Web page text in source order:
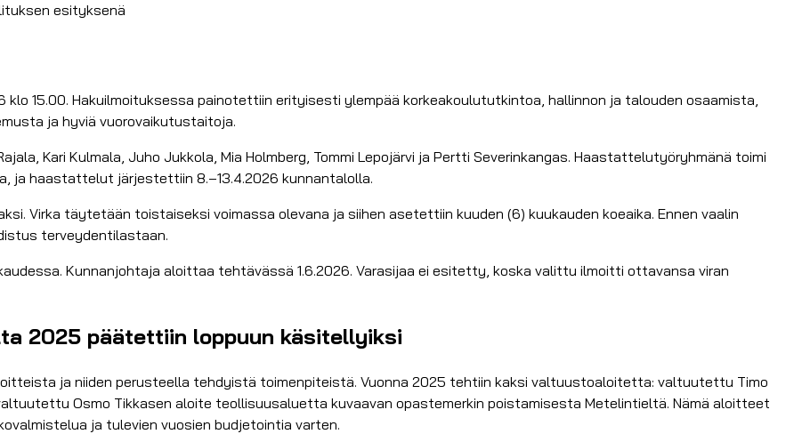
esityksenä
15.00. Hakuilmoituksessa painotettiin erityisesti ylempää korkeakoulututkintoa, hallinnon ja talouden osaamista,
ja hyviä vuorovaikutustaitoja.
Kari Kulmala, Juho Jukkola, Mia Holmberg, Tommi Lepojärvi ja Pertti Severinkangas. Haastattelutyöryhmänä toimi
ja haastattelut järjestettiin 8.–13.4.2026 kunnantalolla.
Virka täytetään toistaiseksi voimassa olevana ja siihen asetettiin kuuden (6) kuukauden koeaika. Ennen vaalin
terveydentilastaan.
Kunnanjohtaja aloittaa tehtävässä 1.6.2026. Varasijaa ei esitetty, koska valittu ilmoitti ottavansa viran
2025 päätettiin loppuun käsitellyiksi
ja niiden perusteella tehdyistä toimenpiteistä. Vuonna 2025 tehtiin kaksi valtuustoaloitetta: valtuutettu Timo
Osmo Tikkasen aloite teollisuusaluetta kuvaavan opastemerkin poistamisesta Metelintieltä. Nämä aloitteet
ja tulevien vuosien budjetointia varten.